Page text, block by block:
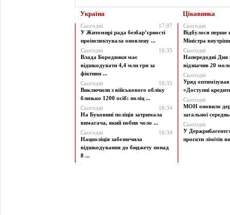
Україна Цікавинка
Сьогодні
17:07
У Житомирі рада безбар’єрності
проінспектувала оновлену ...
Сьогодні
16:35
Влада Бородянки має
відшкодувати 4,4 млн грн за
фіктивн ...
Сьогодні
16:35
Виключили з військового обліку
близько 1200 осіб: поліц ...
Сьогодні
16:34
На Буковині поліція затримала
вимагача, який побив чоло ...
Сьогодні
16:34
Нацполіція забезпечила
відшкодування до бюджету понад
8 ...
Сьогодні
Відбулося перше
Міністра
Сьогодні
Напередодні Дня
відзначив 20
Сьогодні
Уряд
«Доступні
Сьогодні
МОН оновило
загальної
Сьогодні
У
проєкти лімітів